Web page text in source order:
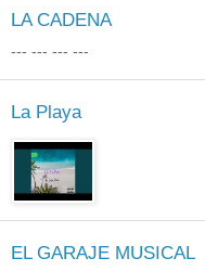
LA CADENA
--- --- --- ---
La Playa
EL GARAJE MUSICAL